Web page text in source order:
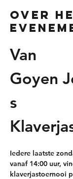
Over
Van
Goyen
s
Iedere laatste
vanaf 14:00 uur,
klaverjastoernooi